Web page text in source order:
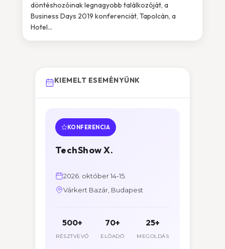
döntéshozóinak legnagyobb találkozóját, a
Business Days 2019 konferenciát, Tapolcán, a
Hotel...
KIEMELT ESEMÉNYÜNK
KONFERENCIA
TechShow X.
2026. október 14-15.
Várkert Bazár, Budapest
500+
RÉSZTVEVŐ
70+
ELŐADÓ
25+
MEGOLDÁS